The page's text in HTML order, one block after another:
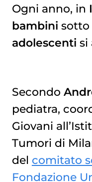
Ogni anno, in
bambini sotto
adolescenti si
Secondo
pediatra,
Giovani
Tumori di
del comitato
Fondazione